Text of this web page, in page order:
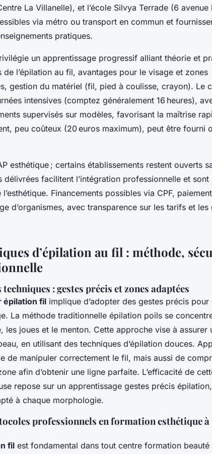
La Villanelle), et l’école Silvya Terrade (6 avenue
via métro ou transport en commun et
pratiques.
un apprentissage progressif alliant théorie et
l’épilation au fil, avantages pour le visage et zones
gestion du matériel (fil, pied à coulisse, crayon). Le
intensives (comptez généralement 16 heures),
supervisés sur modèles, favorisant la maîtrise
peu coûteux (20 euros maximum), peut être fourni
esthétique ; certains établissements restent ouverts
facilitent l’intégration professionnelle et sont
Financements possibles via CPF, paiement
d’organismes, avec transparence sur les tarifs et les
d’épilation au fil : méthode,
: gestes précis et zones adaptées
épilation fil implique d’adopter des gestes précis pour
La méthode traditionnelle épilation poils se
les joues et le menton. Cette approche vise à assurer
en utilisant des techniques d’épilation douces.
de manipuler correctement le fil, mais aussi de
afin d’obtenir une ligne parfaite. L’efficacité de
repose sur un apprentissage gestes précis épilation,
à chaque morphologie.
professionnels en formation esthétique à
fil est fondamental dans tout centre formation beauté